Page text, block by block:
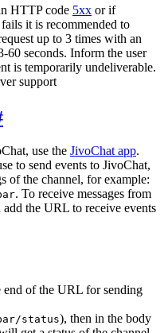
HTTP code 5xx or if
it is recommended to
up to 3 times with an
60 seconds. Inform the user
is temporarily undeliverable.
support
use the JivoChat app.
to send events to JivoChat,
of the channel, for example:
. To receive messages from
the URL to receive events
end of the URL for sending
status), then in the body